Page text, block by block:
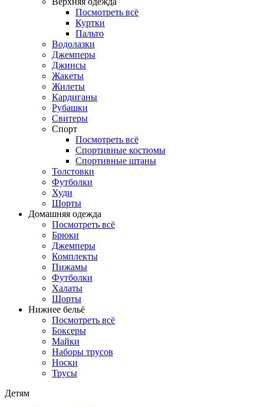
Посмотреть всё
Куртки
Пальто
Водолазки
Джемперы
Джинсы
Жакеты
Жилеты
Кардиганы
Рубашки
Свитеры
Спорт
Посмотреть всё
Спортивные костюмы
Спортивные штаны
Толстовки
Футболки
Худи
Шорты
Домашняя одежда
Посмотреть всё
Брюки
Джемперы
Комплекты
Пижамы
Футболки
Халаты
Шорты
Нижнее бельё
Посмотреть всё
Боксеры
Майки
Наборы трусов
Носки
Трусы
Детям